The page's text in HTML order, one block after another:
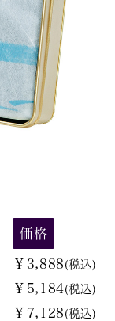
価格
￥3,888 (税込)
￥5,184(税込)
￥7,128 (税込)